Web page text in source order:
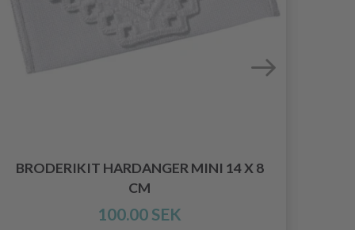
BRODERIKIT HARDANGER MINI 14 X 8
CM
100.00 SEK